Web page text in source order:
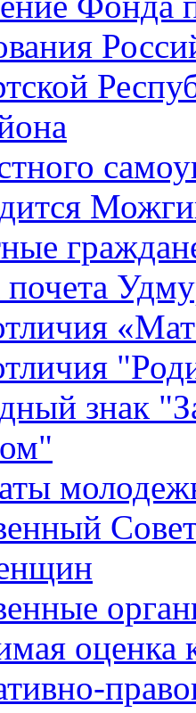
почета
знак
оценка